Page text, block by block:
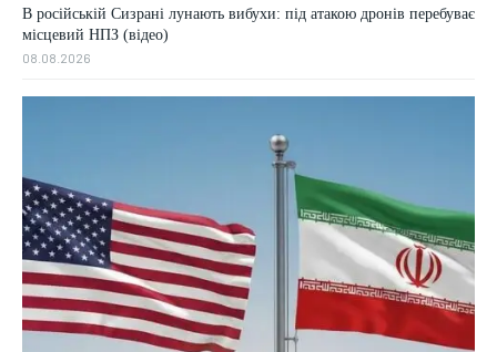
В російській Сизрані лунають вибухи: під атакою дронів перебуває
місцевий НПЗ (відео)
08.08.2026